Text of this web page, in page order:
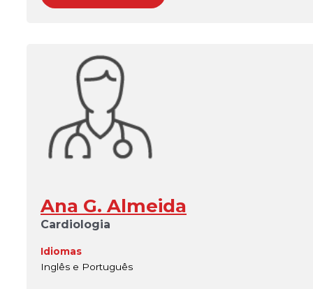
Ana G. Almeida
Cardiologia
Idiomas
Inglês e Português